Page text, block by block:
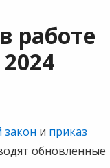
работе
и приказ
обновленные